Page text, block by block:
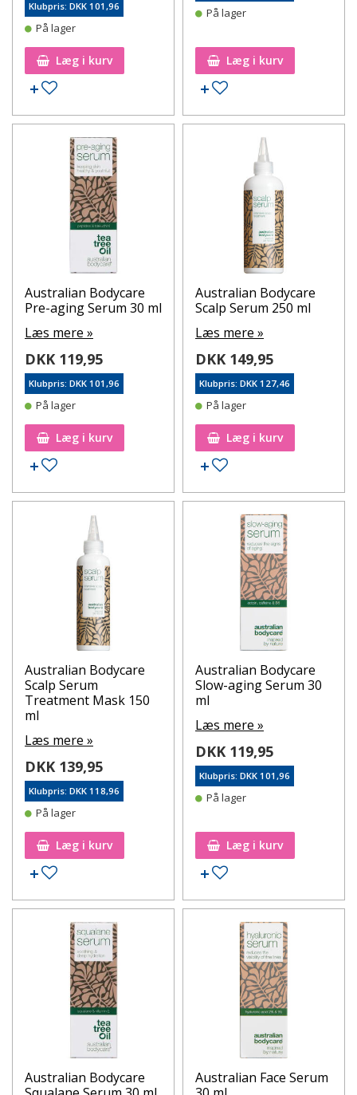
Klubpris: DKK 101,96
På lager
Læg i kurv
Tilføj til ønskeseddel
På lager
Læg i kurv
Tilføj til ønskeseddel
Australian Bodycare
Pre-aging Serum 30 ml
Læs mere »
DKK 119,95
Klubpris: DKK 101,96
På lager
Læg i kurv
Tilføj til ønskeseddel
Australian Bodycare
Scalp Serum 250 ml
Læs mere »
DKK 149,95
Klubpris: DKK 127,46
På lager
Læg i kurv
Tilføj til ønskeseddel
Australian Bodycare
Scalp Serum
Treatment Mask 150
ml
Læs mere »
DKK 139,95
Klubpris: DKK 118,96
På lager
Læg i kurv
Tilføj til ønskeseddel
Australian Bodycare
Slow-aging Serum 30
ml
Læs mere »
DKK 119,95
Klubpris: DKK 101,96
På lager
Læg i kurv
Tilføj til ønskeseddel
Australian Bodycare
Australian Face Serum